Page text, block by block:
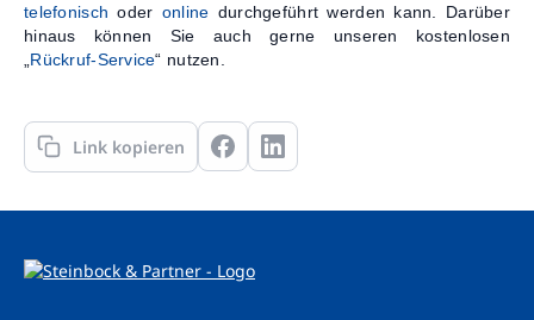
telefonisch oder online durchgeführt werden kann. Darüber
hinaus können Sie auch gerne unseren kostenlosen
Rückruf-Service“ nutzen.
Link kopieren